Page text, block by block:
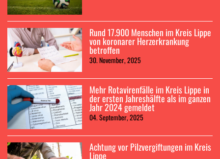
Rund 17.900 Menschen im Kreis Lippe
von koronarer Herzerkrankung
betroffen
30. November, 2025
Mehr Rotavirenfälle im Kreis Lippe in
der ersten Jahreshälfte als im ganzen
Jahr 2024 gemeldet
04. September, 2025
Achtung vor Pilzvergiftungen im Kreis
Lippe